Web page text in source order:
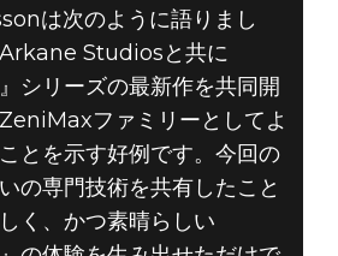
は次のように語りまし
Studiosと共に
シリーズの最新作を共同開
ファミリーとしてよ
とを示す好例です。今回の
の専門技術を共有したこと
く、かつ素晴らしい